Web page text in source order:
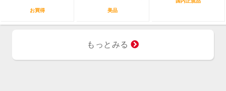
お買得 美品
もっとみる